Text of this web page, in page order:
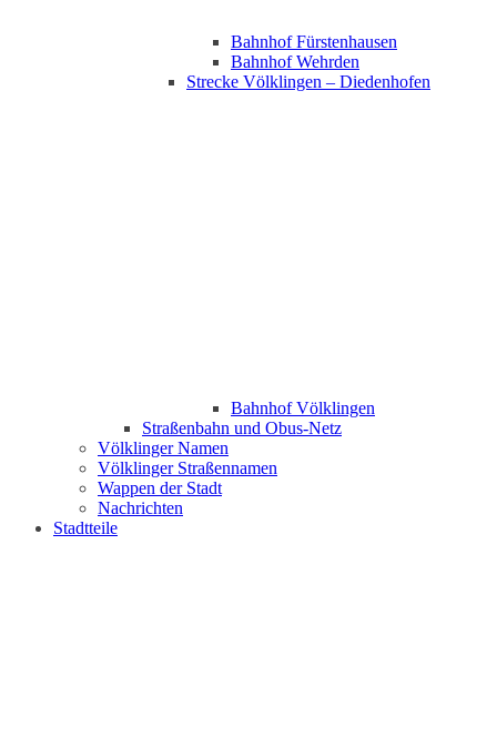
Bahnhof Fürstenhausen
Bahnhof Wehrden
Strecke Völklingen – Diedenhofen
Bahnhof Völklingen
Straßenbahn und Obus-Netz
Völklinger Namen
Völklinger Straßennamen
Wappen der Stadt
Nachrichten
Stadtteile